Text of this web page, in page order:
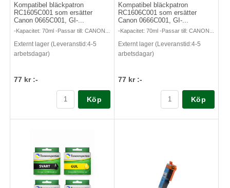
Kompatibel bläckpatron
RC1605C001 som ersätter
Canon 0665C001, GI-...
-Kapacitet: 70ml -Passar till: CANON...
Externt lager (Leveranstid:4-5
arbetsdagar)
77 kr :-
Köp
Kompatibel bläckpatron
RC1606C001 som ersätter
Canon 0666C001, GI-...
-Kapacitet: 70ml -Passar till: CANON...
Externt lager (Leveranstid:4-5
arbetsdagar)
77 kr :-
Köp